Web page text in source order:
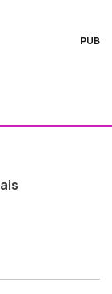
PUB
ao